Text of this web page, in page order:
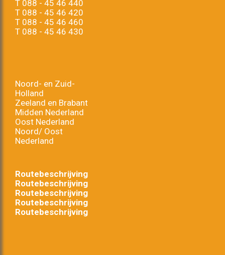
T 088 - 45 46 440
T 088 - 45 46 420
T 088 - 45 46 460
T 088 - 45 46 430
Noord- en Zuid-
Holland
Zeeland en Brabant
Midden Nederland
Oost Nederland
Noord/ Oost
Nederland
Routebeschrijving
Routebeschrijving
Routebeschrijving
Routebeschrijving
Routebeschrijving